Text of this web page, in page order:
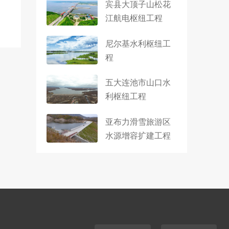
宾县大顶子山松花
江航电枢纽工程
尼尔基水利枢纽工
程
五大连池市山口水
利枢纽工程
亚布力滑雪旅游区
水源增容扩建工程